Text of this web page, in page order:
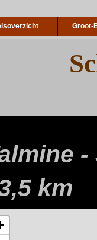
Groot-
km